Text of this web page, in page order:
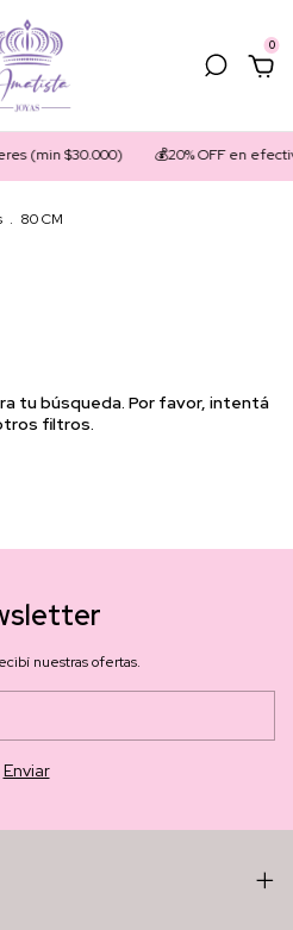
0
(min $30.000) 💰20% OFF en
. 80 CM
tu búsqueda. Por favor, intentá
filtros.
nuestras ofertas.